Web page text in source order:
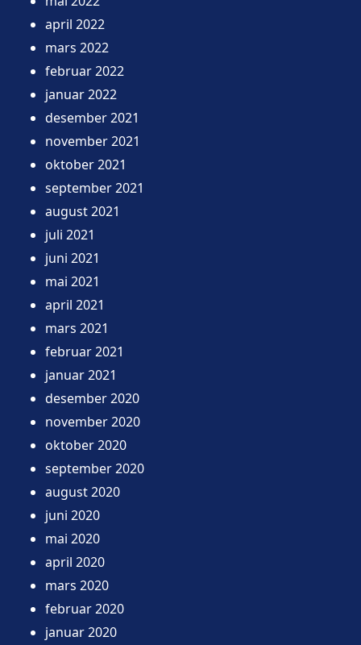
april 2022
mars 2022
februar 2022
januar 2022
desember 2021
november 2021
oktober 2021
september 2021
august 2021
juli 2021
juni 2021
mai 2021
april 2021
mars 2021
februar 2021
januar 2021
desember 2020
november 2020
oktober 2020
september 2020
august 2020
juni 2020
mai 2020
april 2020
mars 2020
februar 2020
januar 2020